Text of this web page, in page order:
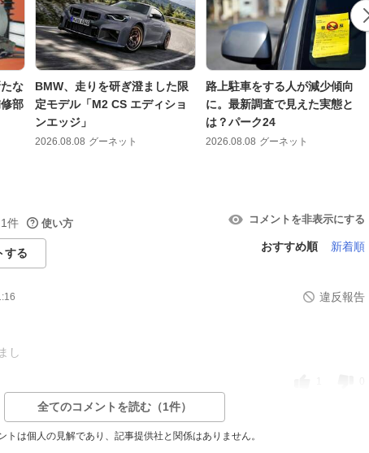
な
部
BMW、走りを研ぎ澄ました限
定モデル「M2 CS エディショ
ンエッジ」
2026.08.08 グーネット
路上駐車をする人が減少傾向
に。最新調査で見えた実態と
は？パーク24
2026.08.08 グーネット
1件 使い方 コメントを非表示にする
する
おすすめ順 新着順
違反報告
し
全てのコメントを読む（1件）
トは個人の見解であり、記事提供社と関係はありません。